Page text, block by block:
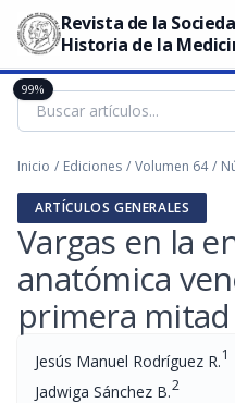
Revista de la
Historia de la
Inicio / Ediciones / Volumen 64 /
ARTÍCULOS GENERALES
Vargas en la
anatómica
primera mitad
Jesús Manuel Rodríguez R.1
Jadwiga Sánchez B.2
99%